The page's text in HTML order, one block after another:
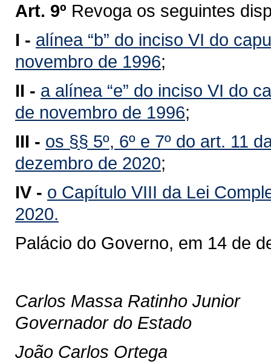
Art. 9º Revoga os seguintes
I - alínea “b” do inciso VI do
novembro de 1996;
II - a alínea “e” do inciso VI do
de novembro de 1996;
III - os §§ 5º, 6º e 7º do art. 11
dezembro de 2020;
IV - o Capítulo VIII da Lei
2020.
Palácio do Governo, em 14 de
Carlos Massa Ratinho Junior
Governador do Estado
João Carlos Ortega